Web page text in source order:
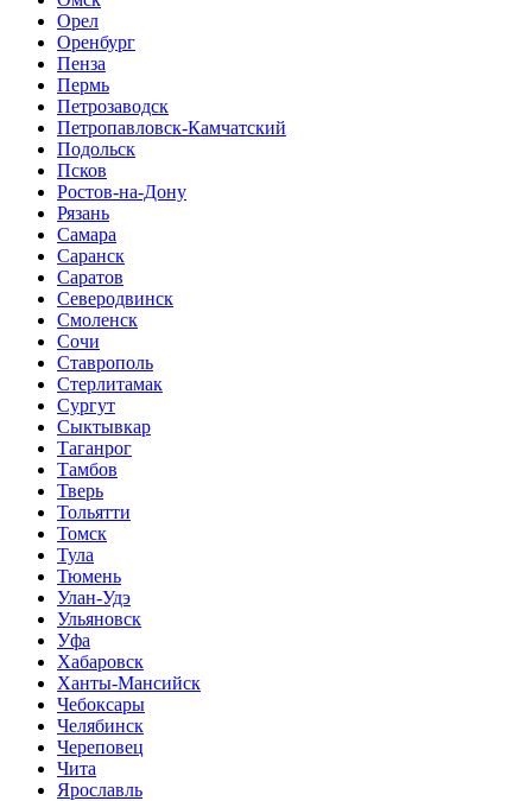
Орел
Оренбург
Пенза
Пермь
Петрозаводск
Петропавловск-Камчатский
Подольск
Псков
Ростов-на-Дону
Рязань
Самара
Саранск
Саратов
Северодвинск
Смоленск
Сочи
Ставрополь
Стерлитамак
Сургут
Сыктывкар
Таганрог
Тамбов
Тверь
Тольятти
Томск
Тула
Тюмень
Улан-Удэ
Ульяновск
Уфа
Хабаровск
Ханты-Мансийск
Чебоксары
Челябинск
Череповец
Чита
Ярославль